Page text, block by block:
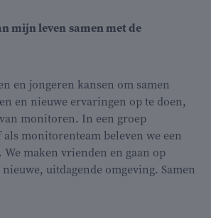
mijn levensamen met de
en jongeren kansen om samen
en nieuwe ervaringen op te doen,
monitoren. In een groep
monitorenteam beleven we een
maken vrienden en gaan op
uitdagende omgeving. Samen